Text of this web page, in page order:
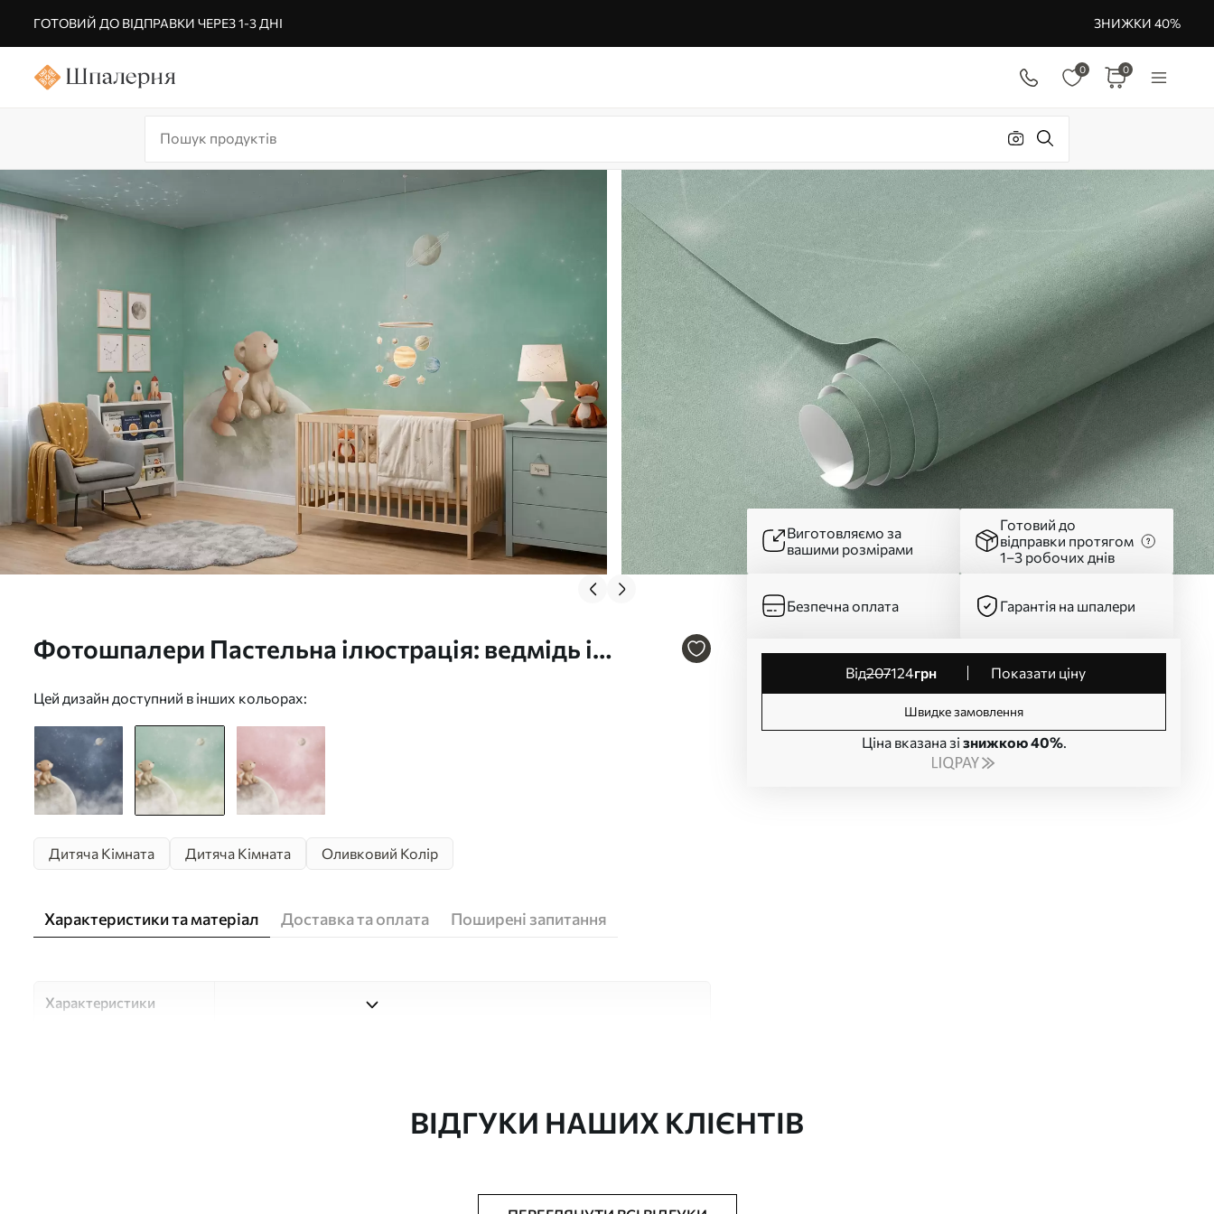
ГОТОВИЙ ДО ВІДПРАВКИ ЧЕРЕЗ 1-3 ДНІ ЗНИЖКИ 40%
0 0
Фотошпалери Пастельна ілюстрація: ведмідь і
Цей дизайн доступний в інших кольорах:
Виготовляємо за
вашими розмірами
Готовий до
відправки протягом
1–3 робочих днів
Безпечна оплата Гарантія на шпалери
від207124грн Показати ціну
Швидке замовлення
Ціна вказана зі знижкою 40%.
Дитяча Кімната Дитяча Кімната Оливковий Колір
Характеристики та матеріал Доставка та оплата Поширені запитання
Характеристики
ВІДГУКИ НАШИХ КЛІЄНТІВ